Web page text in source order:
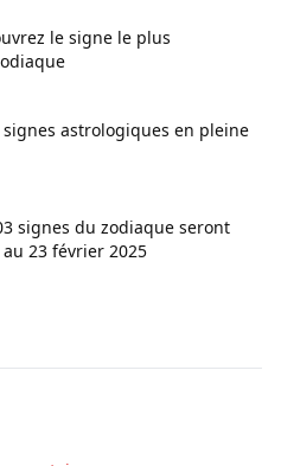
le signe le plus
signes astrologiques en pleine
signes du zodiaque seront
23 février 2025